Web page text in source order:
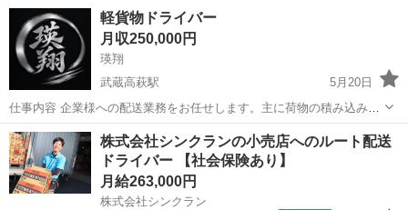
埼玉 日高市 武蔵高萩駅
軽貨物ドライバー
月収250,000円
瑛翔
武蔵高萩駅
5月20日
仕事内容 企業様への配送業務をお任せします。主に荷物の積み込み・
配送・納品作業となります。担当エリア内での企業配がメインなの
で、安定した仕事量があります。 未経験の方でも、先輩スタッフが丁
寧にサポートするので安心してスター...
埼玉 日高市 武蔵高萩駅 ドライバー 未経験
株式会社シンクランの小売店へのルート配送
ドライバー 【社会保険あり】
月給263,000円
株式会社シンクラン